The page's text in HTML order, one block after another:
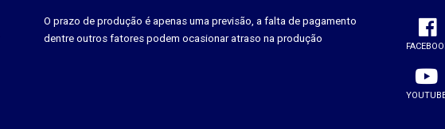
O prazo de produção é apenas uma previsão, a falta de pagamento
dentre outros fatores podem ocasionar atraso na produção